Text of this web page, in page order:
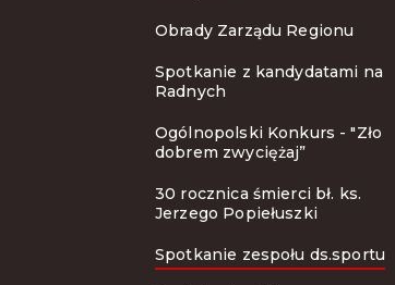
Obrady Zarządu Regionu
Spotkanie z kandydatami na
Radnych
Ogólnopolski Konkurs - "Zło
dobrem zwyciężaj”
30 rocznica śmierci bł. ks.
Jerzego Popiełuszki
Spotkanie zespołu ds.sportu